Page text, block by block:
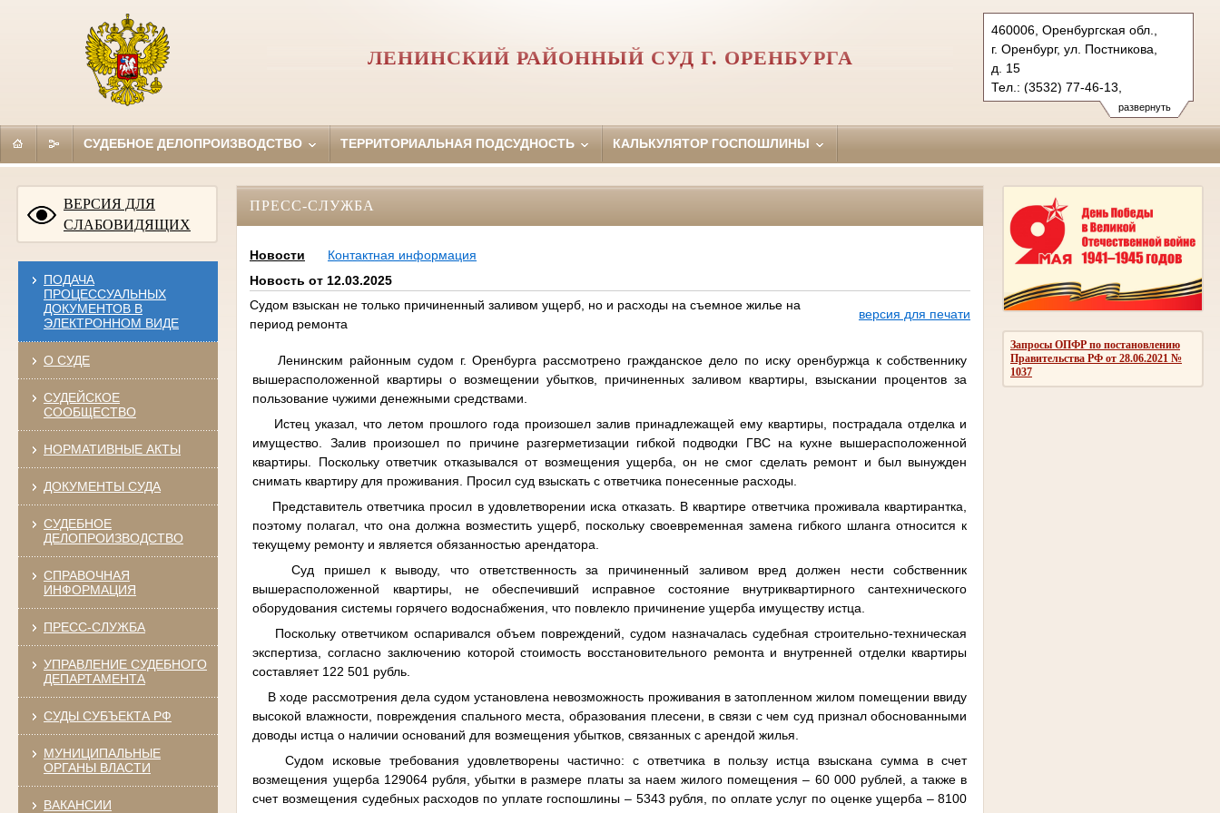
развернуть
460006, Оренбургская обл.,
г. Оренбург, ул. Постникова,
д. 15
Тел.: (3532) 77-46-13,
(3532) 77-47-30, (3532) 77-45-
90 (ф.)
ЛЕНИНСКИЙ РАЙОННЫЙ СУД Г. ОРЕНБУРГА
СУДЕБНОЕ ДЕЛОПРОИЗВОДСТВО ТЕРРИТОРИАЛЬНАЯ ПОДСУДНОСТЬ КАЛЬКУЛЯТОР ГОСПОШЛИНЫ
ВЕРСИЯ ДЛЯ
СЛАБОВИДЯЩИХ
ПОДАЧА
ПРОЦЕССУАЛЬНЫХ
ДОКУМЕНТОВ В
ЭЛЕКТРОННОМ ВИДЕ
О СУДЕ
СУДЕЙСКОЕ
СООБЩЕСТВО
НОРМАТИВНЫЕ АКТЫ
ДОКУМЕНТЫ СУДА
СУДЕБНОЕ
ДЕЛОПРОИЗВОДСТВО
СПРАВОЧНАЯ
ИНФОРМАЦИЯ
ПРЕСС-СЛУЖБА
УПРАВЛЕНИЕ СУДЕБНОГО
ДЕПАРТАМЕНТА
СУДЫ СУБЪЕКТА РФ
МУНИЦИПАЛЬНЫЕ
ОРГАНЫ ВЛАСТИ
ВАКАНСИИ
Запросы ОПФР по постановлению
Правительства РФ от 28.06.2021 №
1037
ПРЕСС-СЛУЖБА
Новости
Контактная информация
Новость от 12.03.2025
Судом взыскан не только причиненный заливом ущерб, но и расходы на съемное жилье на
период ремонта
версия для печати
Ленинским районным судом г. Оренбурга рассмотрено гражданское дело по иску оренбуржца к собственнику
вышерасположенной квартиры о возмещении убытков, причиненных заливом квартиры, взыскании процентов за
пользование чужими денежными средствами.
Истец указал, что летом прошлого года произошел залив принадлежащей ему квартиры, пострадала отделка и
имущество. Залив произошел по причине разгерметизации гибкой подводки ГВС на кухне вышерасположенной
квартиры. Поскольку ответчик отказывался от возмещения ущерба, он не смог сделать ремонт и был вынужден
снимать квартиру для проживания. Просил суд взыскать с ответчика понесенные расходы.
Представитель ответчика просил в удовлетворении иска отказать. В квартире ответчика проживала квартирантка,
поэтому полагал, что она должна возместить ущерб, поскольку своевременная замена гибкого шланга относится к
текущему ремонту и является обязанностью арендатора.
Суд пришел к выводу, что ответственность за причиненный заливом вред должен нести собственник
вышерасположенной квартиры, не обеспечивший исправное состояние внутриквартирного сантехнического
оборудования системы горячего водоснабжения, что повлекло причинение ущерба имуществу истца.
Поскольку ответчиком оспаривался объем повреждений, судом назначалась судебная строительно-техническая
экспертиза, согласно заключению которой стоимость восстановительного ремонта и внутренней отделки квартиры
составляет 122 501 рубль.
В ходе рассмотрения дела судом установлена невозможность проживания в затопленном жилом помещении ввиду
высокой влажности, повреждения спального места, образования плесени, в связи с чем суд признал обоснованными
доводы истца о наличии оснований для возмещения убытков, связанных с арендой жилья.
Судом исковые требования удовлетворены частично: с ответчика в пользу истца взыскана сумма в счет
возмещения ущерба 129064 рубля, убытки в размере платы за наем жилого помещения – 60 000 рублей, а также в
счет возмещения судебных расходов по уплате госпошлины – 5343 рубля, по оплате услуг по оценке ущерба – 8100